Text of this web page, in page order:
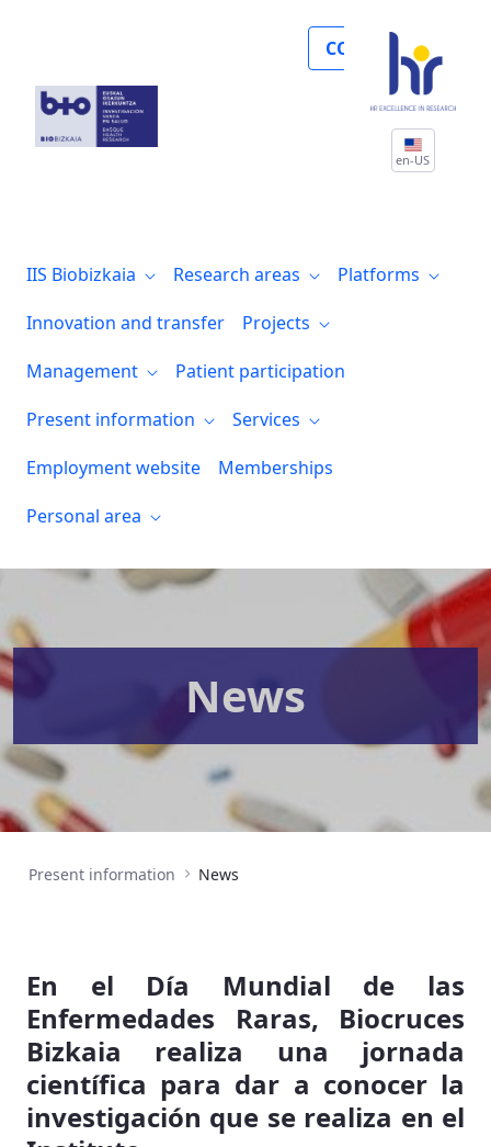
COLLABORATE
en-US
IIS Biobizkaia Research areas
Platforms
Innovation and transfer
Projects
Management
Patient participation
Present information
Services
Employment website
Memberships
Personal area
News
Present information News
En el Día Mundial de las
Enfermedades Raras, Biocruces
Bizkaia realiza una jornada
científica para dar a conocer la
investigación que se realiza en el